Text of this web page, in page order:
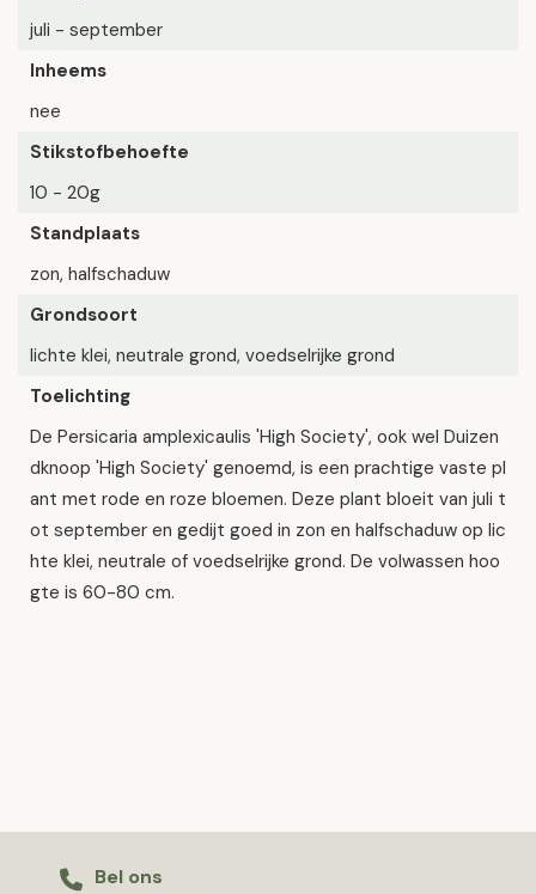
juli - september
Inheems
nee
Stikstofbehoefte
10 - 20g
Standplaats
zon, halfschaduw
Grondsoort
lichte klei, neutrale grond, voedselrijke grond
Toelichting
De Persicaria amplexicaulis 'High Society', ook wel Duizen
dknoop 'High Society' genoemd, is een prachtige vaste pl
ant met rode en roze bloemen. Deze plant bloeit van juli t
ot september en gedijt goed in zon en halfschaduw op lic
hte klei, neutrale of voedselrijke grond. De volwassen hoo
gte is 60-80 cm.
Bel ons